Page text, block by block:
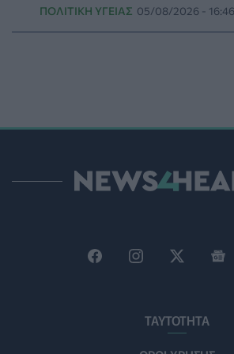
των ΗΠΑ έσωσε έμβρυο με σπάνια
ΥΓΕΊΑ 06/08/2026 - 19:17
HEALTH TALK 06/08/2026 - 17:34
06/08/2026 - 17:01
Ζακύνθου - Καταγγέλθηκαν οκτώ
06/08/2026 - 16:34
ΠΟΛΙΤΙΚΉ ΥΓΕΊΑΣ 05/08/2026 - 16:46
ΤΑΥΤΟΤΗΤΑ